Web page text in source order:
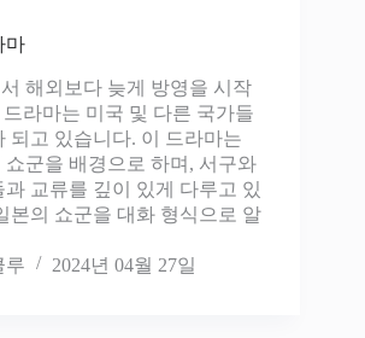
마
해외보다 늦게 방영을 시작
라마는 미국 및 다른 국가들
되고 있습니다. 이 드라마는
쇼군을 배경으로 하며, 서구와
교류를 깊이 있게 다루고 있
본의 쇼군을 대화 형식으로 알
루
2024년 04월 27일